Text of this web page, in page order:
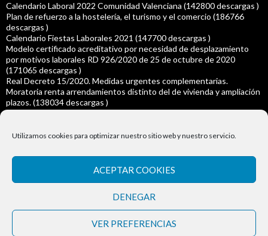
Utilizamos cookies para optimizar nuestro sitio web y nuestro servicio.
ACEPTAR COOKIES
DENEGAR
VER PREFERENCIAS
Calendario Laboral 2022 Comunidad Valenciana (142800 descargas )
Plan de refuerzo a la hostelería, el turismo y el comercio (186766
descargas )
Calendario Fiestas Laborales 2021 (147700 descargas )
Modelo certificado acreditativo por necesidad de desplazamiento
por motivos laborales RD 926/2020 de 25 de octubre de 2020
(171065 descargas )
Real Decreto 15/2020. Medidas urgentes complementarias.
Moratoria renta arrendamientos distinto del de vivienda y ampliación
plazos. (138034 descargas )
Real Decreto-ley 14/2020 Ampliación del plazo para la presentación
Modelo Certificado acreditativo individual de necesidad de
RDL 8/2020 de 17 de Marzo Medidas urgentes extraordinarias para
hacer frente al impacto económico y social del COVID-19. (167088
Calendario laboral 2020 (143743 descargas )